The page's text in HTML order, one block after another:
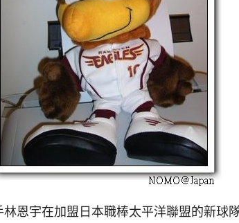
宇在加盟日本職棒太平洋聯盟的新球